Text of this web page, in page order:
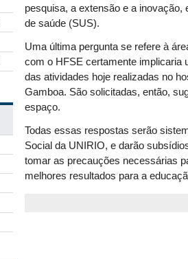
pesquisa, a extensão e a
de saúde (SUS).
Uma última pergunta se refere à
com o HFSE certamente implicaria
das atividades hoje realizadas no
Gamboa. São solicitadas, então,
espaço.
Todas essas respostas serão
Social da UNIRIO, e darão
tomar as precauções necessárias
melhores resultados para a